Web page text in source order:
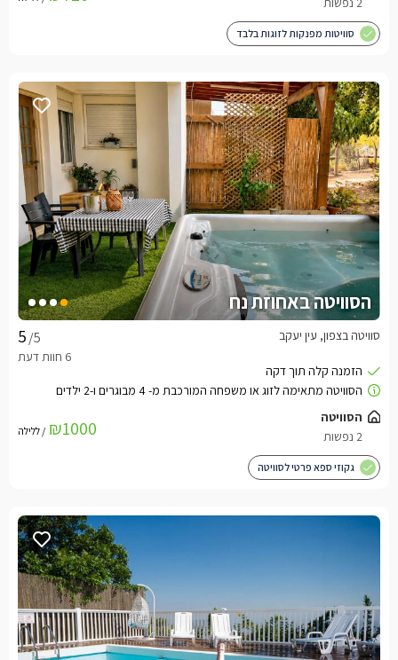
סוויטות מפנקות לזוגות בלבד
הסוויטה באחוזת נח
/5 סוויטה בצפון, עין יעקב
הסוויטה
2 נפשות
₪1000 / ללילה
גקוזי ספא פרטי לסוויטה